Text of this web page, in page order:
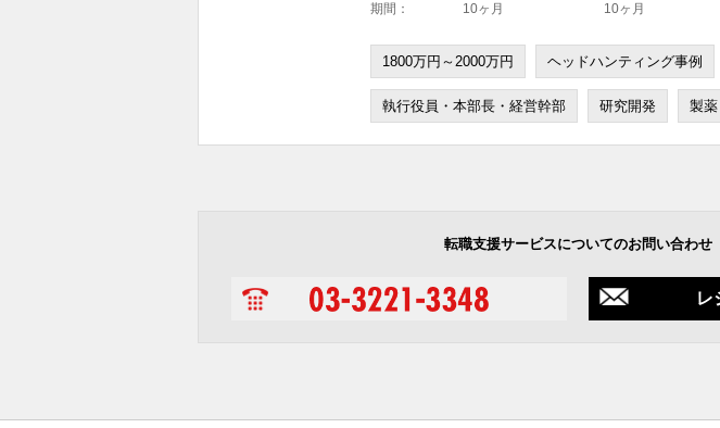
期間：
10ヶ月 10ヶ月
1800万円～2000万円 ヘッドハンティング事例
執行役員・本部長・経営幹部 研究開発 製
転職支援サービスについてのお問い合わせ
レ